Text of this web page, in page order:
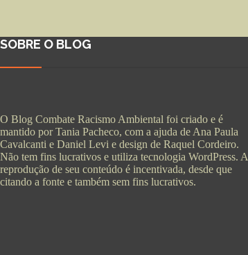
SOBRE O BLOG
O Blog Combate Racismo Ambiental foi criado e é
mantido por Tania Pacheco, com a ajuda de Ana Paula
Cavalcanti e Daniel Levi e design de Raquel Cordeiro.
Não tem fins lucrativos e utiliza tecnologia WordPress. A
reprodução de seu conteúdo é incentivada, desde que
citando a fonte e também sem fins lucrativos.